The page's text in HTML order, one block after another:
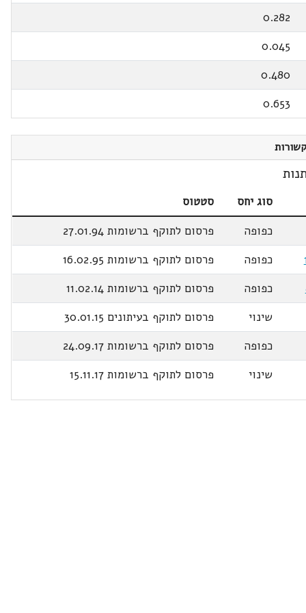
0.282
0.045
0.480
0.653
סוג יחס
סטטוס
כפופה
פרסום לתוקף ברשומות 27.01.94
כפופה
פרסום לתוקף ברשומות 16.02.95
כפופה
פרסום לתוקף ברשומות 11.02.14
שינוי
פרסום לתוקף בעיתונים 30.01.15
כפופה
פרסום לתוקף ברשומות 24.09.17
שינוי
פרסום לתוקף ברשומות 15.11.17